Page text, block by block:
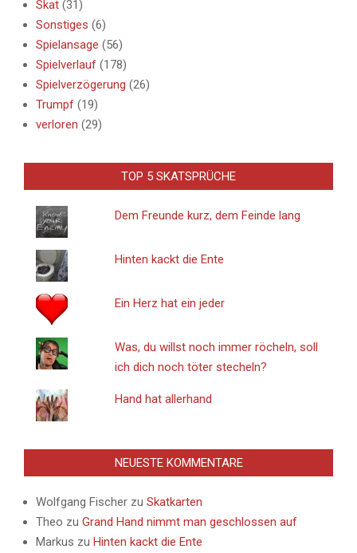
Skat (31)
Sonstiges (6)
Spielansage (56)
Spielverlauf (178)
Spielverzögerung (26)
Trumpf (19)
verloren (29)
TOP 5 SKATSPRÜCHE
Dem Freunde kurz, dem Feinde lang
Hinten kackt die Ente
Ein Herz hat ein jeder
Was, du willst noch immer röcheln, soll
ich dich noch töter stecheln?
Hand hat allerhand
NEUESTE KOMMENTARE
Wolfgang Fischer zu Skatkarten
Theo zu Grand Hand nimmt man geschlossen auf
Markus zu Hinten kackt die Ente